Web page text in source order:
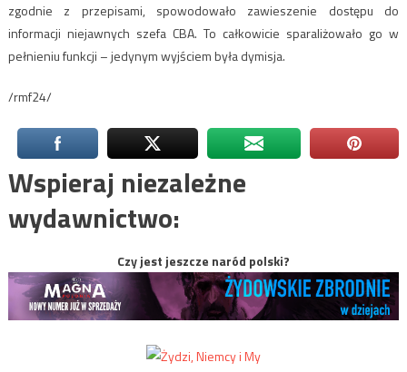
zgodnie z przepisami, spowodowało zawieszenie dostępu do
informacji niejawnych szefa CBA. To całkowicie sparaliżowało go w
pełnieniu funkcji – jedynym wyjściem była dymisja.
/rmf24/
Wspieraj niezależne
wydawnictwo:
Czy jest jeszcze naród polski?